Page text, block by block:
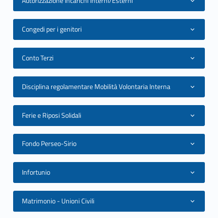
l
e
D
i
r
i
g
n
t
Congedi per i genitori
Conto Terzi
Disciplina regolamentare Mobilità Volontaria Interna
Ferie e Riposi Solidali
Fondo Perseo-Sirio
Infortunio
Matrimonio - Unioni Civili